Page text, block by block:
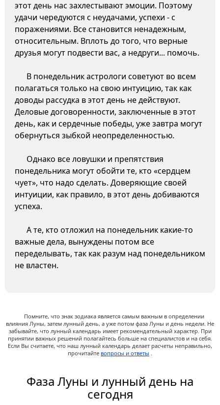
этот день нас захлестывают эмоции. Поэтому
удачи чередуются с неудачами, успехи - с
поражениями. Все становится ненадежным,
относительным. Вплоть до того, что верные
друзья могут подвести вас, а недруги... помочь.
В понедельник астрологи советуют во всем
полагаться только на свою интуицию, так как
доводы рассудка в этот день не действуют.
Деловые договоренности, заключенные в этот
день, как и сердечные победы, уже завтра могут
обернуться зыбкой неопределенностью.
Однако все ловушки и препятствия
понедельника могут обойти те, кто «сердцем
чует», что надо сделать. Доверяющие своей
интуиции, как правило, в этот день добиваются
успеха.
А те, кто отложил на понедельник какие-то
важные дела, вынуждены потом все
переделывать, так как разум над понедельником
не властен.
Помните, что знак зодиака является самым важным в определении
влияния Луны, затем лунный день, а уже потом фаза Луны и день недели. Не
забывайте, что лунный календарь имеет рекомендательный характер. При
принятии важных решений полагайтесь больше на специалистов и на себя.
Если Вы считаете, что наш лунный календарь делает расчеты неправильно,
прочитайте вопросы и ответы .
Фаза Луны и лунный день на
сегодня